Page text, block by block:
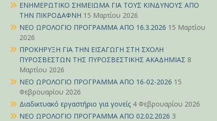
ΕΝΗΜΕΡΩΤΙΚΟ ΣΗΜΕΙΩΜΑ ΓΙΑ ΤΟΥΣ ΚΙΝΔΥΝΟΥΣ ΑΠΟ
ΤΗΝ ΠΙΚΡΟΔΑΦΝΗ 15 Μαρτίου 2026
ΝΕΟ ΩΡΟΛΟΓΙΟ ΠΡΟΓΡΑΜΜΑ ΑΠΟ 16.3.2026 15 Μαρτίου
2026
ΠΡΟΚΗΡΥΞΗ ΓΙΑ ΤΗΝ ΕΙΣΑΓΩΓΗ ΣΤΗ ΣΧΟΛΗ
ΠΥΡΟΣΒΕΣΤΩΝ ΤΗΣ ΠΥΡΟΣΒΕΣΤΙΚΗΣ ΑΚΑΔΗΜΙΑΣ 8
Μαρτίου 2026
ΝΕΟ ΩΡΟΛΟΓΙΟ ΠΡΟΓΡΑΜΜΑ ΑΠΟ 16-02-2026 15
Φεβρουαρίου 2026
Διαδικτυακό εργαστήριο για γονείς 4 Φεβρουαρίου 2026
ΝΕΟ ΩΡΟΛΟΓΙΟ ΠΡΟΓΡΑΜΜΑ ΑΠΟ 02.02.2026 3